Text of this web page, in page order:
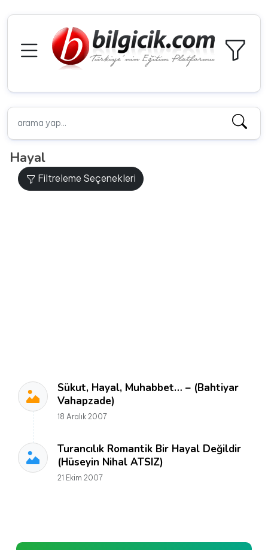
Hayal
Filtreleme Seçenekleri
Sükut, Hayal, Muhabbet… – (Bahtiyar
Vahapzade)
18 Aralık 2007
Turancılık Romantik Bir Hayal Değildir
(Hüseyin Nihal ATSIZ)
21 Ekim 2007